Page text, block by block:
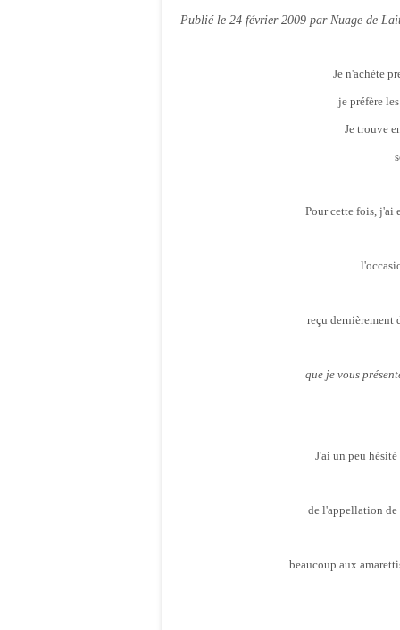
Publié le 24 février 2009 par Nuage de
Je n'achète
je préfère
Je trouve
Pour cette fois, j'ai
reçu dernièrement
que je vous
J'ai un peu
de l'appellation de
beaucoup aux